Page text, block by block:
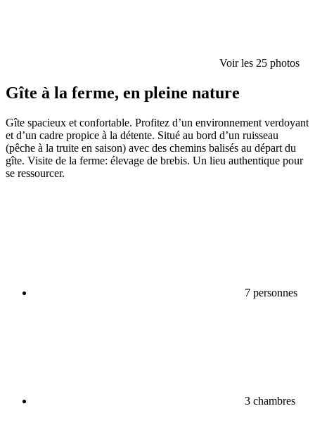
Voir les 25 photos
Gîte à la ferme, en pleine nature
Gîte spacieux et confortable. Profitez d’un environnement verdoyant
et d’un cadre propice à la détente. Situé au bord d’un ruisseau
(pêche à la truite en saison) avec des chemins balisés au départ du
gîte. Visite de la ferme: élevage de brebis. Un lieu authentique pour
se ressourcer.
7 personnes
3 chambres